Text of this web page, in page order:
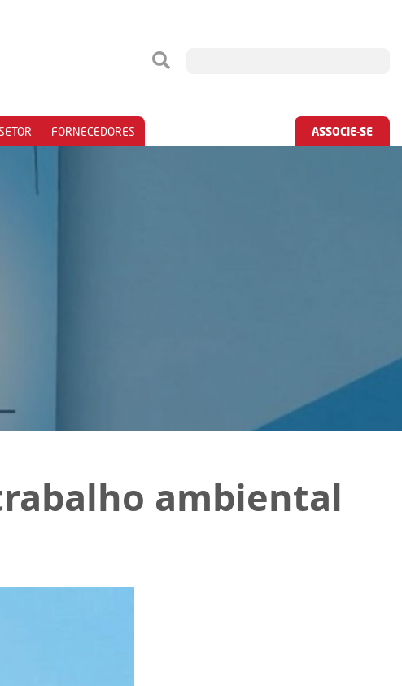
FORNECEDORES ASSOCIE-SE
ambiental